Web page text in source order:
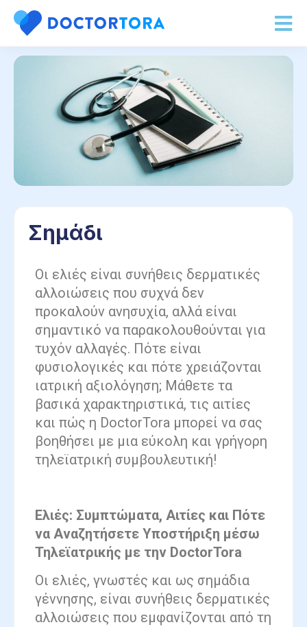
Σημάδι
Οι ελιές είναι συνήθεις δερματικές
αλλοιώσεις που συχνά δεν
προκαλούν ανησυχία, αλλά είναι
σημαντικό να παρακολουθούνται για
τυχόν αλλαγές. Πότε είναι
φυσιολογικές και πότε χρειάζονται
ιατρική αξιολόγηση; Μάθετε τα
βασικά χαρακτηριστικά, τις αιτίες
και πώς η DoctorTora μπορεί να σας
βοηθήσει με μια εύκολη και γρήγορη
τηλεϊατρική συμβουλευτική!
Ελιές: Συμπτώματα, Αιτίες και Πότε
να Αναζητήσετε Υποστήριξη μέσω
Τηλεϊατρικής με την DoctorTora
Οι ελιές, γνωστές και ως σημάδια
γέννησης, είναι συνήθεις δερματικές
αλλοιώσεις που εμφανίζονται από τη